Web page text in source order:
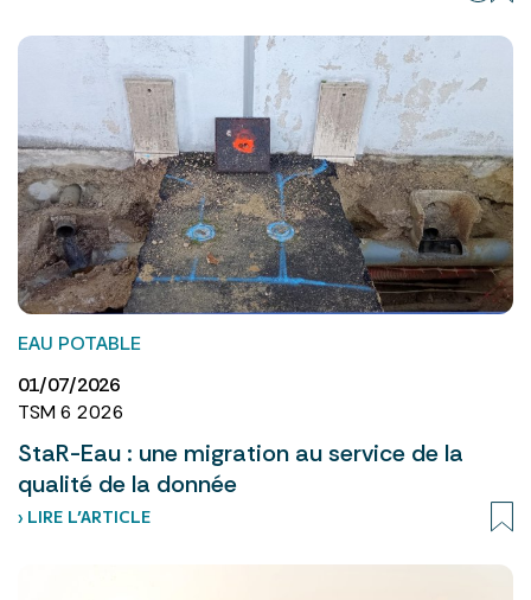
EAU POTABLE
01/07/2026
TSM 6 2026
StaR-Eau : une migration au service de la
qualité de la donnée
› LIRE L’ARTICLE